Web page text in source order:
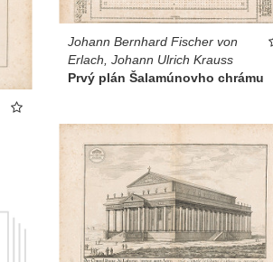
Johann Bernhard Fischer von
Erlach, Johann Ulrich Krauss
Prvý plán Šalamúnovho chrámu